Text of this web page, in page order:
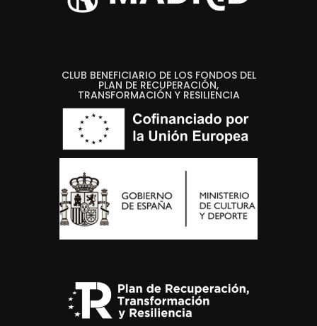
CLUB BENEFICIARIO DE LOS FONDOS DEL
PLAN DE RECUPERACIÓN,
TRANSFORMACIÓN Y RESILIENCIA